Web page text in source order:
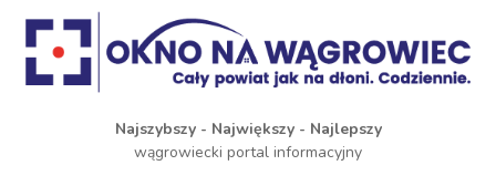
Najszybszy - Największy - Najlepszy
wągrowiecki portal informacyjny